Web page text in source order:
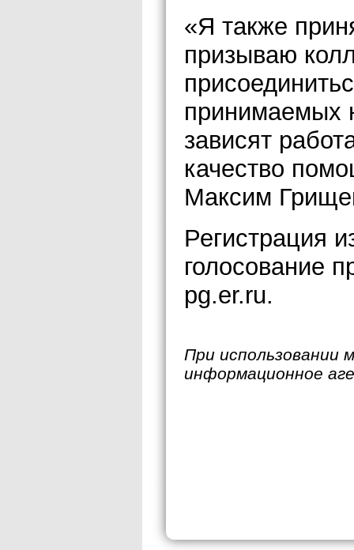
«Я также
призываю
принимаемых
зависят
качество
Максим
Регистрация
голосование
pg.er.ru.
При использовании
информационное